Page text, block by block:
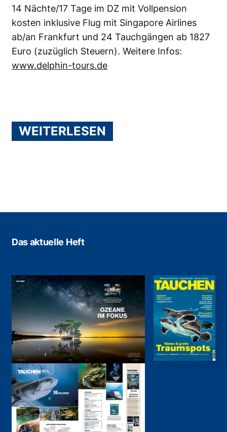
14 Nächte/17 Tage im DZ mit Vollpension
kosten inklusive Flug mit Singapore Airlines
ab/an Frankfurt und 24 Tauchgängen ab 1827
Euro (zuzüglich Steuern). Weitere Infos:
www.delphin-tours.de
WEITERLESEN
Das aktuelle Heft